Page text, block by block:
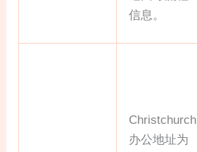
信息。
Christchurch
办公地址为